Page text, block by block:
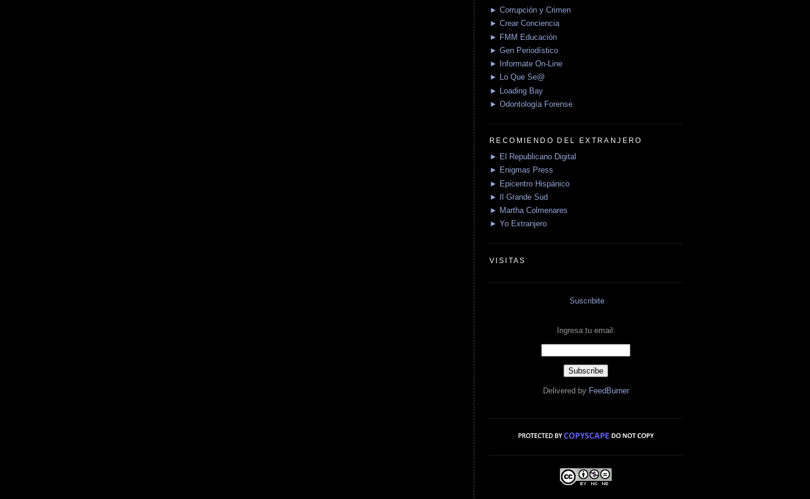
► Corrupción y Crimen
► Crear Conciencia
► FMM Educación
► Gen Periodístico
► Informate On-Line
► Lo Que Se@
► Loading Bay
► Odontología Forense
RECOMIENDO DEL EXTRANJERO
► El Republicano Digital
► Enigmas Press
► Epicentro Hispánico
► Il Grande Sud
► Martha Colmenares
► Yo Extranjero
VISITAS
Suscribite
Ingresa tu email:
Delivered by FeedBurner